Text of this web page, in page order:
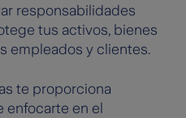
responsabilidades
tus activos, bienes
empleados y clientes.
te proporciona
en el